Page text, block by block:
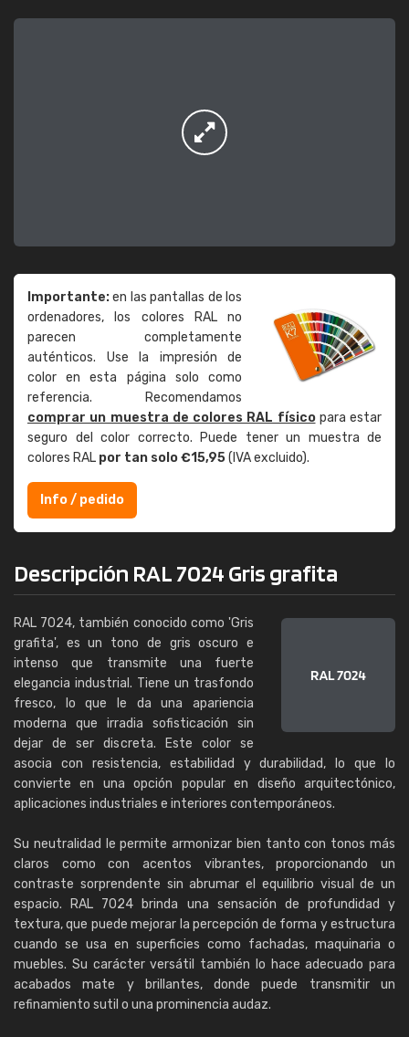
Importante:en las pantallas de los
ordenadores, los colores RAL no
parecen completamente
auténticos. Use la impresión de
color en esta página solo como
referencia. Recomendamos
comprar un muestra de colores RAL físicopara estar
seguro del color correcto. Puede tener un muestra de
colores RAL por tan solo €15,95(IVA excluido).
Info / pedido
Descripción RAL 7024 Gris grafita
RAL 7024, también conocido como 'Gris
grafita', es un tono de gris oscuro e
intenso que transmite una fuerte
elegancia industrial. Tiene un trasfondo
fresco, lo que le da una apariencia
moderna que irradia sofisticación sin
dejar de ser discreta. Este color se
asocia con resistencia, estabilidad y durabilidad, lo que lo
convierte en una opción popular en diseño arquitectónico,
aplicaciones industriales e interiores contemporáneos.
Su neutralidad le permite armonizar bien tanto con tonos más
claros como con acentos vibrantes, proporcionando un
contraste sorprendente sin abrumar el equilibrio visual de un
espacio. RAL 7024 brinda una sensación de profundidad y
textura, que puede mejorar la percepción de forma y estructura
cuando se usa en superficies como fachadas, maquinaria o
muebles. Su carácter versátil también lo hace adecuado para
acabados mate y brillantes, donde puede transmitir un
refinamiento sutil o una prominencia audaz.